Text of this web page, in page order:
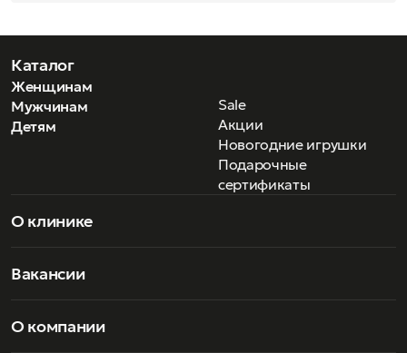
Каталог
Женщинам
Мужчинам
Детям
Sale
Акции
Новогодние игрушки
Подарочные
сертификаты
О клинике
Вакансии
О компании